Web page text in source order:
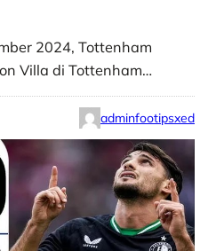
2024, Tottenham
Villa di Tottenham…
adminfootipsxed